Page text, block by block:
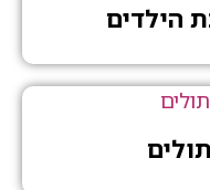
הילדים